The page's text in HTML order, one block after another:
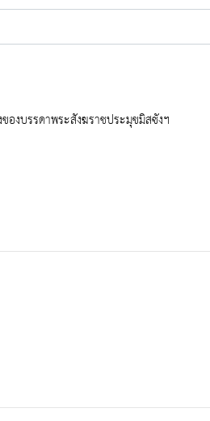
องบรรดาพระสังฆราชประมุขมิสซังฯ